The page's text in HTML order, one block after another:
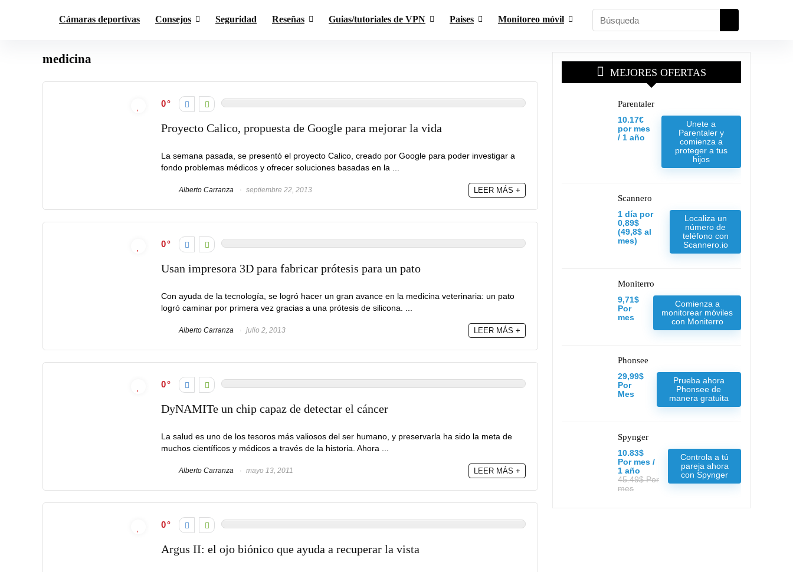
Cámaras deportivas Consejos Seguridad Reseñas Guias/tutoriales de VPN Paises Monitoreo móvil
medicina
0
Proyecto Calico, propuesta de Google para mejorar la vida
La semana pasada, se presentó el proyecto Calico, creado por Google para poder investigar a
fondo problemas médicos y ofrecer soluciones basadas en la ...
Alberto Carranza septiembre 22, 2013 LEER MÁS +
0
Usan impresora 3D para fabricar prótesis para un pato
Con ayuda de la tecnología, se logró hacer un gran avance en la medicina veterinaria: un pato
logró caminar por primera vez gracias a una prótesis de silicona. ...
Alberto Carranza julio 2, 2013 LEER MÁS +
0
DyNAMITe un chip capaz de detectar el cáncer
La salud es uno de los tesoros más valiosos del ser humano, y preservarla ha sido la meta de
muchos científicos y médicos a través de la historia. Ahora ...
Alberto Carranza mayo 13, 2011 LEER MÁS +
0
Argus II: el ojo biónico que ayuda a recuperar la vista
MEJORES OFERTAS
Parentaler
10.17€
por mes
/ 1 año
Unete a
Parentaler y
comienza a
proteger a tus
hijos
Scannero
1 día por
0,89$
(49,8$ al
mes)
Localiza un
número de
teléfono con
Scannero.io
Moniterro
9,71$
Por
mes
Comienza a
monitorear móviles
con Moniterro
Phonsee
29,99$
Por
Mes
Prueba ahora
Phonsee de
manera gratuita
Spynger
10.83$
Por mes /
1 año
45.49$ Por
mes
Controla a tú
pareja ahora
con Spynger